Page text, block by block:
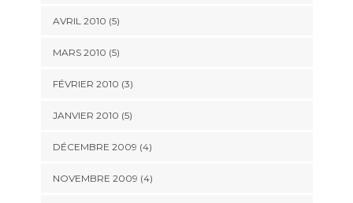
AVRIL 2010 (5)
MARS 2010 (5)
FÉVRIER 2010 (3)
JANVIER 2010 (5)
DÉCEMBRE 2009 (4)
NOVEMBRE 2009 (4)